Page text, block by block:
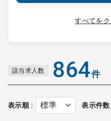
転職ノウハウ
受付時間 9:00 ～
0120-
クリニック開業
すべてを
該当求人数 864件
表示順 表示件数